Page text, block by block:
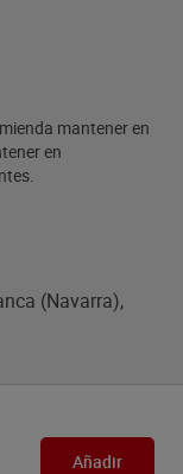
mantener en
en
(Navarra),
Añadir